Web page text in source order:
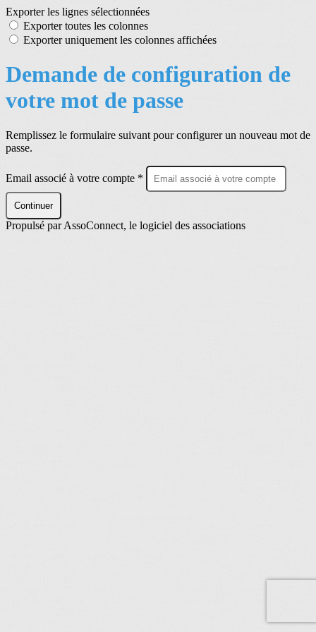
Exporter les lignes sélectionnées
Exporter toutes les colonnes
Exporter uniquement les colonnes affichées
Demande de configuration de
votre mot de passe
Remplissez le formulaire suivant pour configurer un nouveau mot de
passe.
Email associé à votre compte *
Continuer
Propulsé par AssoConnect, le logiciel des associations